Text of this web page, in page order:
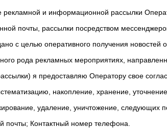
рекламной и информационной рассылки
почты, рассылки посредством
с целью оперативного получения новостей
рода рекламных мероприятиях,
я предоставляю Оператору свое
накопление, хранение,
удаление, уничтожение, следующих
почты; Контактный номер телефона.